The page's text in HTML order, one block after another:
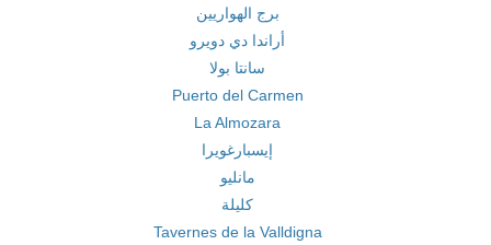
برج الهواريين
أراندا دي دويرو
سانتا بولا
Puerto del Carmen
La Almozara
إيسبارغويرا
مانليو
كليلة
Tavernes de la Valldigna